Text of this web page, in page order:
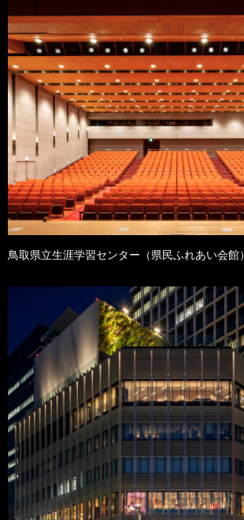
鳥取県立生涯学習センター（県民ふれあい会館）